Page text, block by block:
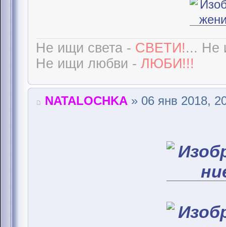
Не ищи света - СВЕТИ!... Не
Не ищи любви - ЛЮБИ!!!
NATALOCHKA » 06 янв 2018,